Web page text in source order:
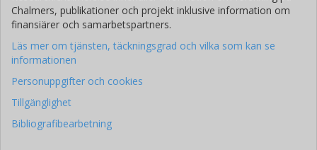
Chalmers, publikationer och projekt inklusive information om
finansiärer och samarbetspartners.
Läs mer om tjänsten, täckningsgrad och vilka som kan se
informationen
Personuppgifter och cookies
Tillgänglighet
Bibliografibearbetning